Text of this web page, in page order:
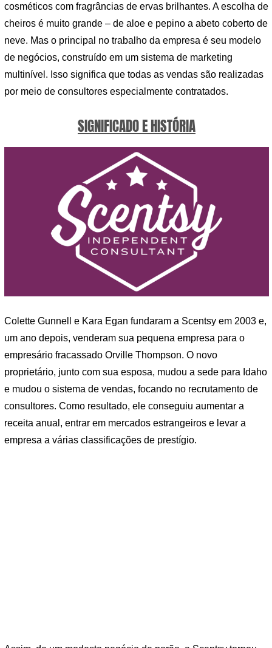
cosméticos com fragrâncias de ervas brilhantes. A escolha de
cheiros é muito grande – de aloe e pepino a abeto coberto de
neve. Mas o principal no trabalho da empresa é seu modelo
de negócios, construído em um sistema de marketing
multinível. Isso significa que todas as vendas são realizadas
por meio de consultores especialmente contratados.
SIGNIFICADO E HISTÓRIA
Colette Gunnell e Kara Egan fundaram a Scentsy em 2003 e,
um ano depois, venderam sua pequena empresa para o
empresário fracassado Orville Thompson. O novo
proprietário, junto com sua esposa, mudou a sede para Idaho
e mudou o sistema de vendas, focando no recrutamento de
consultores. Como resultado, ele conseguiu aumentar a
receita anual, entrar em mercados estrangeiros e levar a
empresa a várias classificações de prestígio.